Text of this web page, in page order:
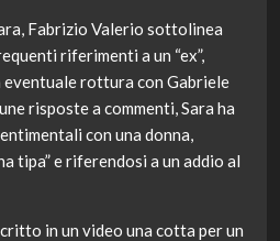
Fabrizio Valerio sottolinea
riferimenti a un “ex”,
eventuale rottura con Gabriele
risposte a commenti, Sara ha
con una donna,
tipa” e riferendosi a un addio al
in un video una cotta per un